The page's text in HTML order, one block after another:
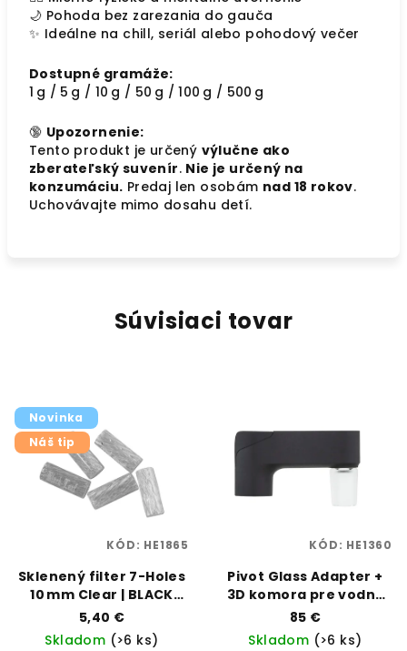
🌙 Pohoda bez zarezania do gauča
✨ Ideálne na chill, seriál alebo pohodový večer
Dostupné gramáže:
1 g / 5 g / 10 g / 50 g / 100 g / 500 g
🔞 Upozornenie:
Tento produkt je určený výlučne ako
zberateľský suvenír. Nie je určený na
konzumáciu. Predaj len osobám nad 18 rokov.
Uchovávajte mimo dosahu detí.
Súvisiaci tovar
Novinka
Náš tip
Sklenený filter 7-Holes
10 mm Clear | BLACK
LEAF | VAPORAMA
5,40 €
Skladom (>6 ks)
KÓD: HE1865
Pivot Glass Adapter +
3D komora pre vodné
bonga | Puffco |
Vaporama
85 €
Skladom (>6 ks)
KÓD: HE1360